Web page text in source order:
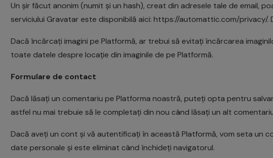
Un șir făcut anonim (numit și un hash), creat din adresele tale de email,
serviciului Gravatar este disponibilă aici: https://automattic.com/
Dacă încărcați imagini pe Platformă, ar trebui să evitați încărcarea
toate datele despre locație din imaginile de pe Platformă.
Formulare de contact
Dacă lăsați un comentariu pe Platforma noastră, puteți opta pentru
astfel nu mai trebuie să le completați din nou când lăsați un alt
Dacă aveți un cont și vă autentificați în această Platformă, vom seta un
date personale și este eliminat când închideți navigatorul.